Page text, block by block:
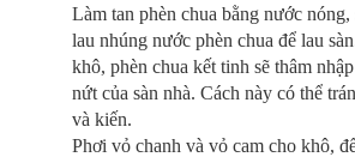
Làm tan phèn chua bằng nước
lau nhúng nước phèn chua để lau
khô, phèn chua kết tinh sẽ thâm
nứt của sàn nhà. Cách này có thể
và kiến.
Phơi vỏ chanh và vỏ cam cho khô,